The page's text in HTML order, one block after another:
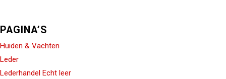
PAGINA’S
Huiden & Vachten
Leder
Lederhandel Echt leer